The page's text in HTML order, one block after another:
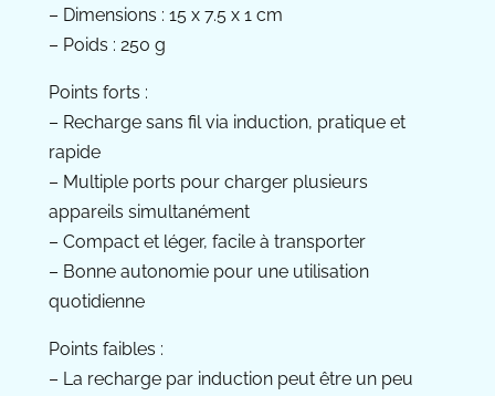
– Dimensions : 15 x 7.5 x 1 cm
– Poids : 250 g
Points forts :
– Recharge sans fil via induction, pratique et
rapide
– Multiple ports pour charger plusieurs
appareils simultanément
– Compact et léger, facile à transporter
– Bonne autonomie pour une utilisation
quotidienne
Points faibles :
– La recharge par induction peut être un peu